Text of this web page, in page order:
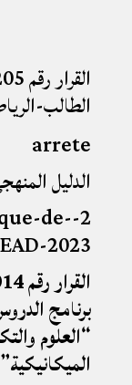
الطالب-
arrete
الدليل
de-
2023
برنامج
“العلوم